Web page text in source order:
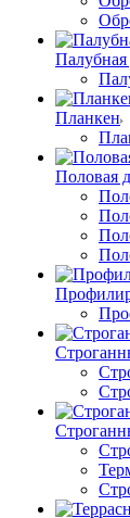
Палубная
Планкен
Половая